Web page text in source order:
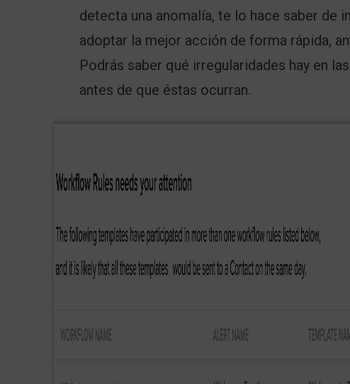
detecta una anomalía, te lo hace saber de
adoptar la mejor acción de forma rápida,
Podrás saber qué irregularidades hay en
antes de que éstas ocurran.